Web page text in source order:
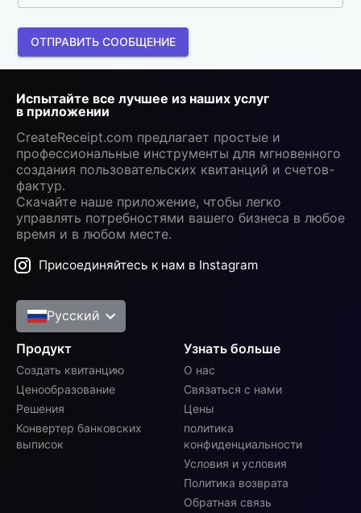
ОТПРАВИТЬ СООБЩЕНИЕ
Испытайте все лучшее из наших услуг
в приложении
CreateReceipt.com предлагает простые и
профессиональные инструменты для мгновенного
создания пользовательских квитанций и счетов-
фактур.
Скачайте наше приложение, чтобы легко
управлять потребностями вашего бизнеса в любое
время и в любом месте.
Присоединяйтесь к нам в Instagram
Русский
Продукт
Создать квитанцию
Ценообразование
Решения
Конвертер банковских
выписок
Узнать больше
О нас
Связаться с нами
Цены
политика
конфиденциальности
Условия и условия
Политика возврата
Обратная связь